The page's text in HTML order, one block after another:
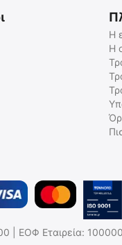
Η
Η
ΕΟΦ Εταιρεία: